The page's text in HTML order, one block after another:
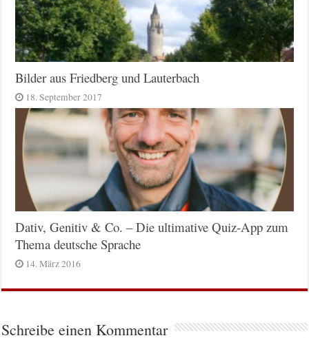
Bilder aus Friedberg und Lauterbach
18. September 2017
Dativ, Genitiv & Co. – Die ultimative Quiz-App zum
Thema deutsche Sprache
14. März 2016
Schreibe einen Kommentar